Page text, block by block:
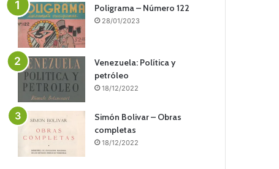
Poligrama – Número 122
28/01/2023
Venezuela: Política y
petróleo
18/12/2022
Simón Bolivar – Obras
completas
18/12/2022